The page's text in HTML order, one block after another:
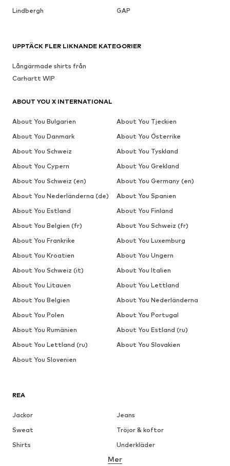
Lindbergh
GAP
REA
Jackor
Jeans
Sweat
Tröjor & koftor
Shirts
Underkläder
Skjortor
Mer
UPPTÄCK FLER LIKNANDE KATEGORIER
Långärmade shirts från
Carhartt WIP
ABOUT YOU X INTERNATIONAL
About You Bulgarien
About You Tjeckien
About You Danmark
About You Österrike
About You Schweiz
About You Tyskland
About You Cypern
About You Grekland
About You Schweiz (en)
About You Germany (en)
About You Nederländerna (de)
About You Spanien
About You Estland
About You Finland
About You Belgien (fr)
About You Schweiz (fr)
About You Frankrike
About You Luxemburg
About You Kroatien
About You Ungern
About You Schweiz (it)
About You Italien
About You Litauen
About You Lettland
About You Belgien
About You Nederländerna
About You Polen
About You Portugal
About You Rumänien
About You Estland (ru)
About You Lettland (ru)
About You Slovakien
About You Slovenien